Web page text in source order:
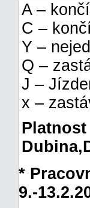
A –
C –
Y –
Q –
J –
x –
Platnost
*
9.-